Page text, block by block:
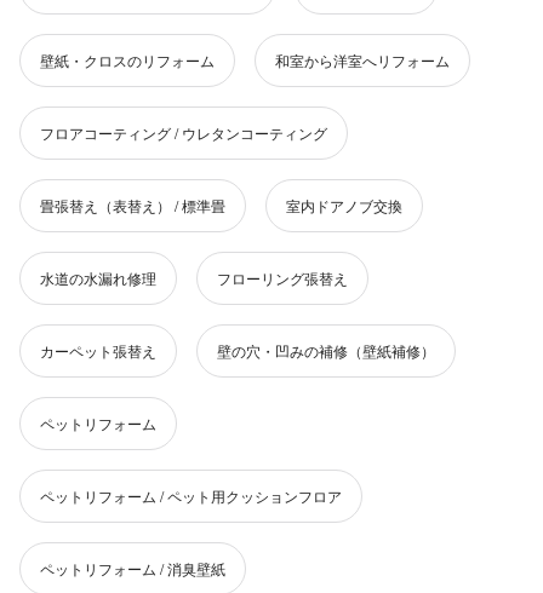
壁紙・クロスのリフォーム 和室から洋室へリフォーム
フロアコーティング / ウレタンコーティング
畳張替え（表替え） / 標準畳 室内ドアノブ交換
水道の水漏れ修理 フローリング張替え
カーペット張替え 壁の穴・凹みの補修（壁紙補修）
ペットリフォーム
ペットリフォーム / ペット用クッションフロア
ペットリフォーム / 消臭壁紙